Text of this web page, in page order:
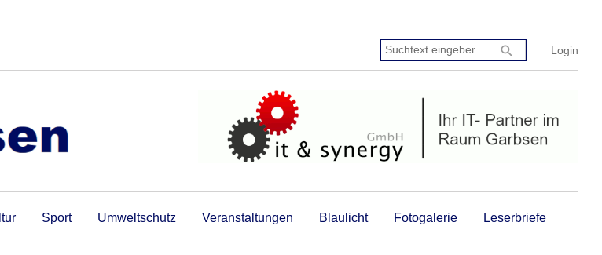
Login
Suchtext
eingeben:
search
Sport Umweltschutz Veranstaltungen Blaulicht Fotogalerie Leserbriefe